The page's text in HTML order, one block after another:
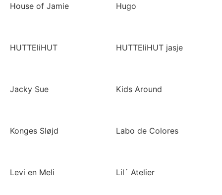
House of Jamie Hugo
HUTTEliHUT HUTTEliHUT jasje
Jacky Sue Kids Around
Konges Sløjd Labo de Colores
Levi en Meli Lil´ Atelier